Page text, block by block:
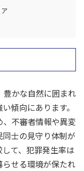
かな自然に囲まれ
傾向にあります。
不審者情報や異変
士の見守り体制が
て、犯罪発生率は
せる環境が保たれ